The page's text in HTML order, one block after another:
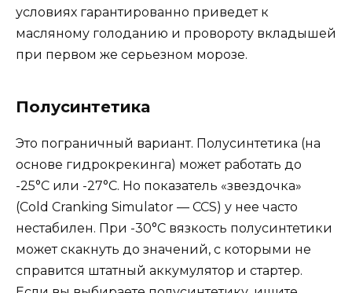
условиях гарантированно приведет к
масляному голоданию и провороту вкладышей
при первом же серьезном морозе.
Полусинтетика
Это пограничный вариант. Полусинтетика (на
основе гидрокрекинга) может работать до
-25°C или -27°C. Но показатель «звездочка»
(Cold Cranking Simulator — CCS) у нее часто
нестабилен. При -30°C вязкость полусинтетики
может скакнуть до значений, с которыми не
справится штатный аккумулятор и стартер.